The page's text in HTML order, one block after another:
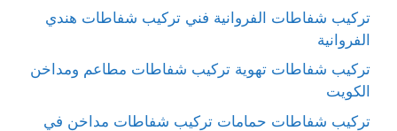
تركيب شفاطات الفروانية فني تركيب شفاطات هندي
الفروانية
تركيب شفاطات تهوية تركيب شفاطات مطاعم ومداخن
الكويت
تركيب شفاطات حمامات تركيب شفاطات مداخن في